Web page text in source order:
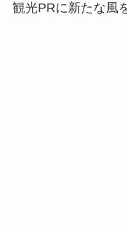
観光PRに新たな風